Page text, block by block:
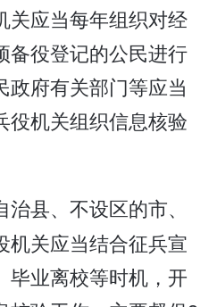
关应当每年组织对经
备役登记的公民进行
政府有关部门等应当
役机关组织信息核验
县、不设区的市、
机关应当结合征兵宣
毕业离校等时机，开